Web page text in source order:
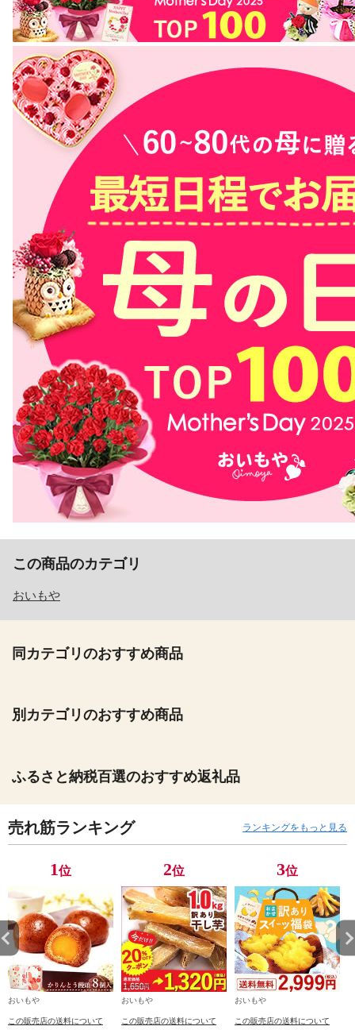
この商品のカテゴリ
おいもや
同カテゴリのおすすめ商品
別カテゴリのおすすめ商品
ふるさと納税百選のおすすめ返礼品
売れ筋ランキング ランキングをもっと見る
1位
おいもや
この販売店の送料について
2位
おいもや
この販売店の送料について
3位
おいもや
この販売店の送料について